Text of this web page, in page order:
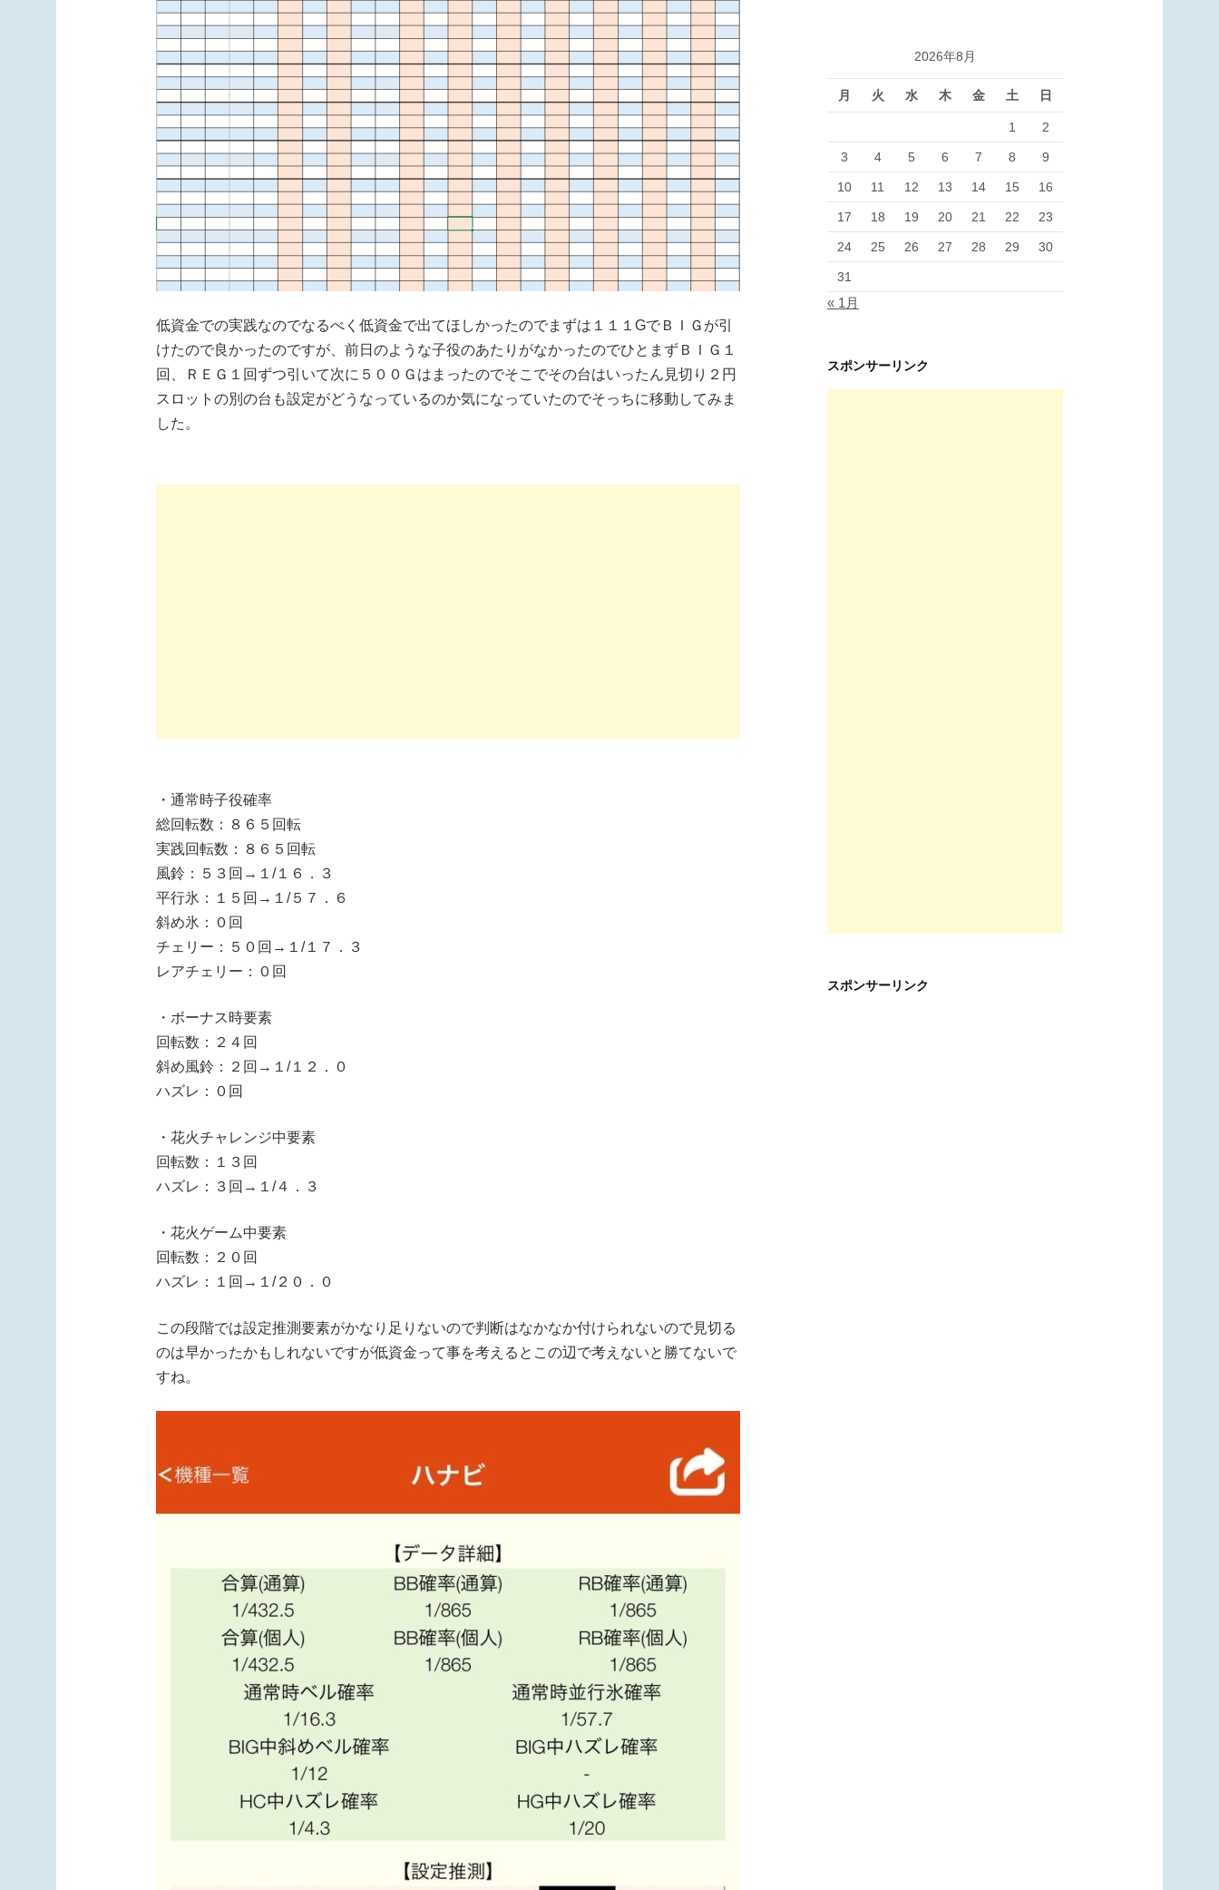
低資金での実践なのでなるべく低資金で出てほしかったのでまずは１１１GでＢＩＧが引
けたので良かったのですが、前日のような子役のあたりがなかったのでひとまずＢＩＧ１
回、ＲＥＧ１回ずつ引いて次に５００Ｇはまったのでそこでその台はいったん見切り２円
スロットの別の台も設定がどうなっているのか気になっていたのでそっちに移動してみま
した。
・通常時子役確率
総回転数：８６５回転
実践回転数：８６５回転
風鈴：５３回→１/１６．３
平行氷：１５回→１/５７．６
斜め氷：０回
チェリー：５０回→１/１７．３
レアチェリー：０回
・ボーナス時要素
回転数：２４回
斜め風鈴：２回→１/１２．０
ハズレ：０回
・花火チャレンジ中要素
回転数：１３回
ハズレ：３回→１/４．３
・花火ゲーム中要素
回転数：２０回
ハズレ：１回→１/２０．０
この段階では設定推測要素がかなり足りないので判断はなかなか付けられないので見切る
のは早かったかもしれないですが低資金って事を考えるとこの辺で考えないと勝てないで
すね。
2026年8月
月 火 水 木 金 土 日
1 2
3 4 5 6 7 8 9
10 11 12 13 14 15 16
17 18 19 20 21 22 23
24 25 26 27 28 29 30
31
« 1月
スポンサーリンク
スポンサーリンク